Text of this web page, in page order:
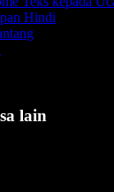
Hindi
lain